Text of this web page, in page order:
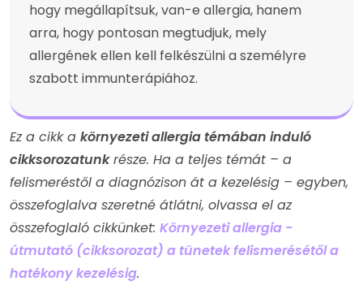
hogy megállapítsuk, van-e allergia, hanem
arra, hogy pontosan megtudjuk, mely
allergének ellen kell felkészülni a személyre
szabott immunterápiához.
Ez a cikk a környezeti allergia témában induló
cikksorozatunkrésze. Ha a teljes témát – a
felismeréstől a diagnózison át a kezelésig – egyben,
összefoglalva szeretné átlátni, olvassa el az
összefoglaló cikkünket: Környezeti allergia -
útmutató (cikksorozat) a tünetek felismerésétől a
hatékony kezelésig.